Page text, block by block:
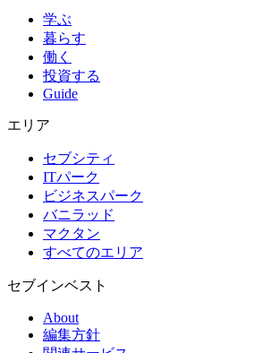
学ぶ
暮らす
働く
投資する
Guide
エリア
セブシティ
ITパーク
ビジネスパーク
バニラッド
マクタン
すべてのエリア
セブインベスト
About
編集方針